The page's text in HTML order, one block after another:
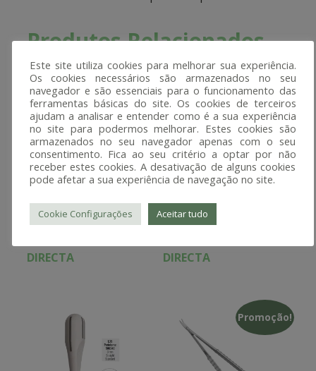
Produtos Relacionados
Perióstomo Curto –
DIRECTA
Perióstomo P-series –
DIRECTA
Promoção!
Este site utiliza cookies para melhorar sua experiência.
Os cookies necessários são armazenados no seu
navegador e são essenciais para o funcionamento das
ferramentas básicas do site. Os cookies de terceiros
ajudam a analisar e entender como é a sua experiência
no site para podermos melhorar. Estes cookies são
armazenados no seu navegador apenas com o seu
consentimento. Fica ao seu critério a optar por não
receber estes cookies. A desativação de alguns cookies
pode afetar a sua experiência de navegação no site.
Cookie Configurações Aceitar tudo